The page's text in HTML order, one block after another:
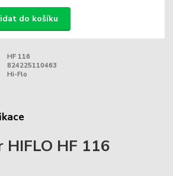
do košíku
HF 116
824225110463
Hi-Flo
HF 116